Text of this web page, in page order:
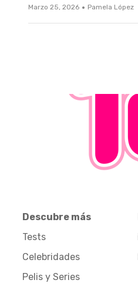
Marzo 25, 2026 · Pamela López
Descubre más
Tests
Celebridades
Pelis y Series